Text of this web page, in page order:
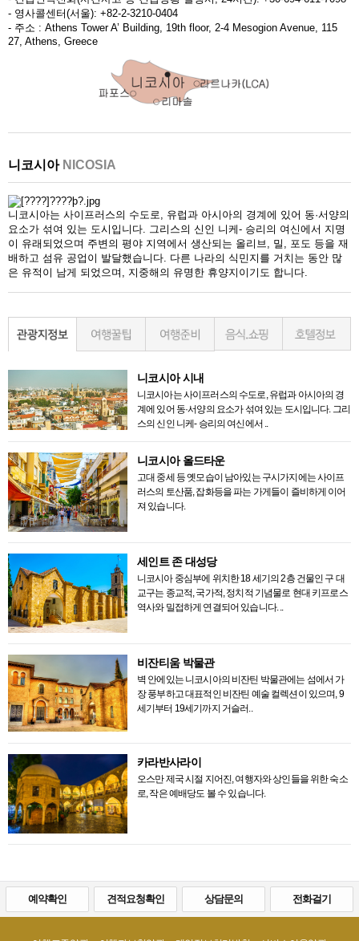
- 영사콜센터(서울): +82-2-3210-0404
- 주소 : Athens Tower A’ Building, 19th floor, 2-4 Mesogion Avenue, 115
27, Athens, Greece
니코시아 NICOSIA
니코시아는 사이프러스의 수도로, 유럽과 아시아의 경계에 있어 동·서양의
요소가 섞여 있는 도시입니다. 그리스의 신인 니케- 승리의 여신에서 지명
이 유래되었으며 주변의 평야 지역에서 생산되는 올리브, 밀, 포도 등을 재
배하고 섬유 공업이 발달했습니다. 다른 나라의 식민지를 거치는 동안 많
은 유적이 남게 되었으며, 지중해의 유명한 휴양지이기도 합니다.
니코시아 시내
니코시아는 사이프러스의 수도로, 유럽과 아시아의 경
계에 있어 동·서양의 요소가 섞여 있는 도시입니다. 그리
스의 신인 니케- 승리의 여신에서 ..
니코시아 올드타운
고대 중세 등 옛모습이 남아있는 구시가지에는 사이프
러스의 토산품, 잡화등을 파는 가게들이 즐비하게 이어
져 있습니다.
세인트 존 대성당
니코시아 중심부에 위치한 18 세기의 2층 건물인 구 대
교구는 종교적, 국가적, 정치적 기념물로 현대 키프로스
역사와 밀접하게 연결되어 있습니다. ..
비잔티움 박물관
벽 안에있는 니코시아의 비잔틴 박물관에는 섬에서 가
장 풍부하고 대표적인 비잔틴 예술 컬렉션이 있으며, 9
세기부터 19세기까지 거슬러..
카라반사라이
오스만 제국 시절 지어진, 여행자와 상인들을 위한 숙소
로, 작은 예배당도 볼 수 있습니다.
예약확인 견적요청확인 상담문의 전화걸기